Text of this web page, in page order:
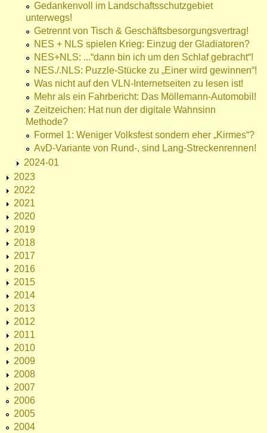
Gedankenvoll im Landschaftsschutzgebiet
unterwegs!
Getrennt von Tisch & Geschäftsbesorgungsvertrag!
NES + NLS spielen Krieg: Einzug der Gladiatoren?
NES+NLS: ...“dann bin ich um den Schlaf gebracht“!
NES./.NLS: Puzzle-Stücke zu „Einer wird gewinnen“!
Was nicht auf den VLN-Internetseiten zu lesen ist!
Mehr als ein Fahrbericht: Das Möllemann-Automobil!
Zeitzeichen: Hat nun der digitale Wahnsinn
Methode?
Formel 1: Weniger Volksfest sondern eher „Kirmes“?
AvD-Variante von Rund-, sind Lang-Streckenrennen!
2024-01
2023
2022
2021
2020
2019
2018
2017
2016
2015
2014
2013
2012
2011
2010
2009
2008
2007
2006
2005
2004